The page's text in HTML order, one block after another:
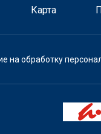
Карта
на обработку